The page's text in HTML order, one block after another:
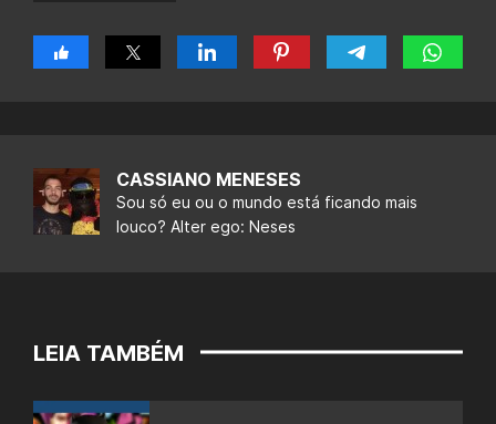
CASSIANO MENESES
Sou só eu ou o mundo está ficando mais
louco? Alter ego: Neses
LEIA TAMBÉM